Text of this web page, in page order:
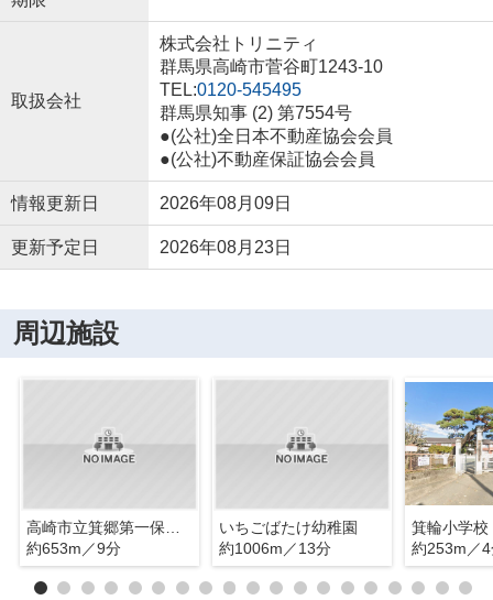
取扱会社
株式会社トリニティ
群馬県高崎市菅谷町1243-10
TEL:0120-545495
群馬県知事 (2) 第7554号
●(公社)全日本不動産協会会員
●(公社)不動産保証協会会員
情報更新日 2026年08月09日
更新予定日 2026年08月23日
周辺施設
約653m／9分
いちごばたけ幼稚園
約1006m／13分
箕輪小学校
約253m／